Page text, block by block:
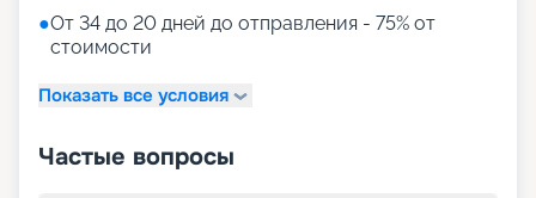
выбрать и купить путевку в увлекательное
приключение вашей мечты прямо на нашем
разработан для вашего максимального
планы, характеристики, расписание, описание и
●От 34 до 20 дней до отправления - 75% от
стоимости
Показать все условия
Частые вопросы